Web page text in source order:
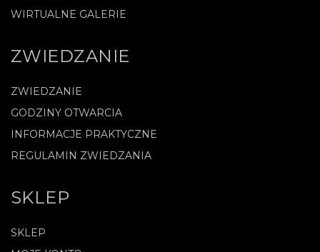
WIRTUALNE GALERIE
ZWIEDZANIE
ZWIEDZANIE
GODZINY OTWARCIA
INFORMACJE PRAKTYCZNE
REGULAMIN ZWIEDZANIA
SKLEP
SKLEP